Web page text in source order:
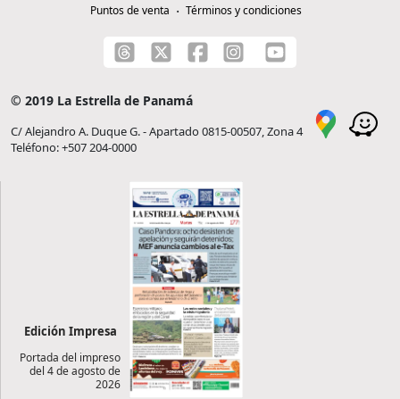
Puntos de venta
Términos y condiciones
© 2019 La Estrella de Panamá
C/ Alejandro A. Duque G. - Apartado 0815-00507, Zona 4
Teléfono: +507 204-0000
Edición Impresa
Portada del impreso
del 4 de agosto de
2026